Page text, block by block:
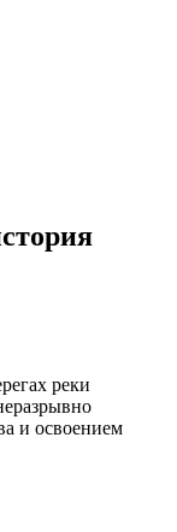
реки
и освоением